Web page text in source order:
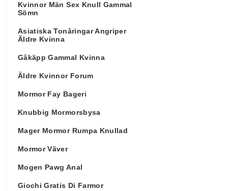
Kvinnor Män Sex Knull Gammal
Sömn
Asiatiska Tonåringar Angriper
Äldre Kvinna
Gåkäpp Gammal Kvinna
Äldre Kvinnor Forum
Mormor Fay Bageri
Knubbig Mormorsbysa
Mager Mormor Rumpa Knullad
Mormor Väver
Mogen Pawg Anal
Giochi Gratis Di Farmor